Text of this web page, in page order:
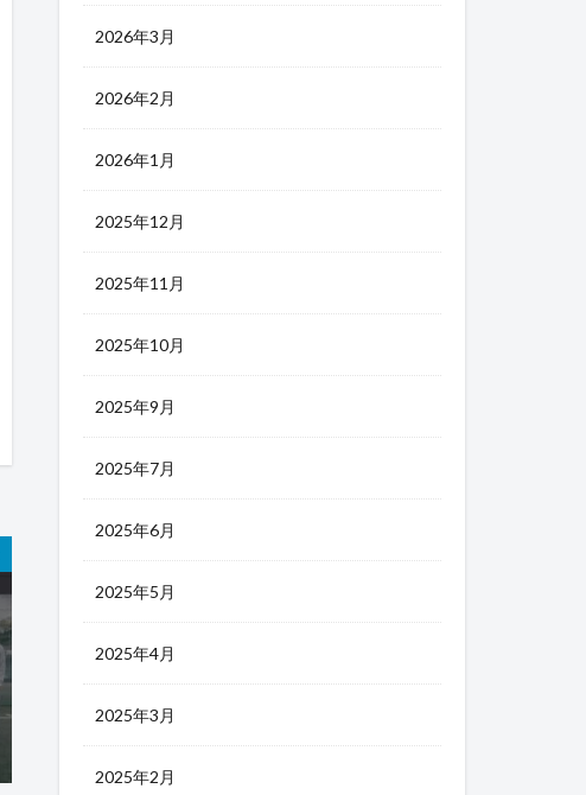
2026年3月
2026年2月
2026年1月
2025年12月
2025年11月
2025年10月
2025年9月
2025年7月
2025年6月
2025年5月
2025年4月
2025年3月
2025年2月